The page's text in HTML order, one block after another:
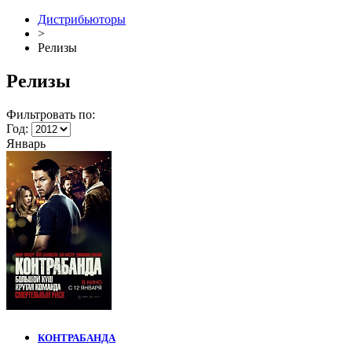
Дистрибьюторы
>
Релизы
Релизы
Фильтровать по:
Год:
Январь
КОНТРАБАНДА